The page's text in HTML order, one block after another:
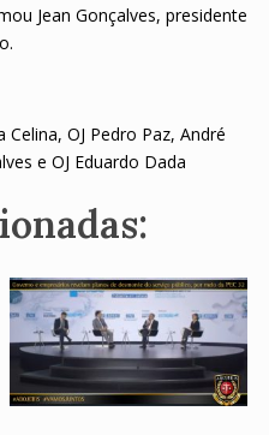
Jean Gonçalves, presidente
OJ Pedro Paz, André
e OJ Eduardo Dada